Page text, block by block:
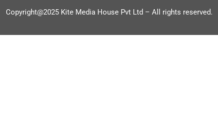
Copyright@2025 Kite Media House Pvt Ltd – All rights reserved.